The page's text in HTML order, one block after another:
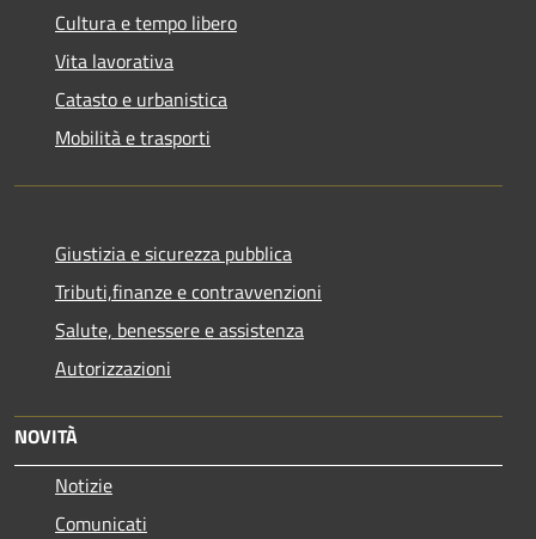
Cultura e tempo libero
Vita lavorativa
Catasto e urbanistica
Mobilità e trasporti
Giustizia e sicurezza pubblica
Tributi,finanze e contravvenzioni
Salute, benessere e assistenza
Autorizzazioni
NOVITÀ
Notizie
Comunicati